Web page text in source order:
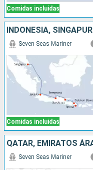
Comidas incluidas
INDONESIA, SINGAPUR
Comidas incluidas
Seven Seas Mariner
Seven Seas Mariner